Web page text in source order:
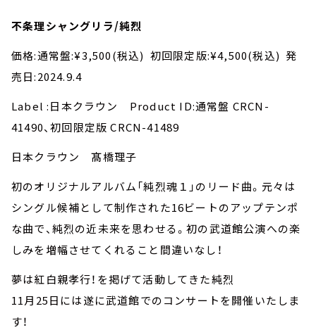
不条理シャングリラ/純烈
価格:通常盤:¥3,500(税込) 初回限定版:¥4,500(税込) 発
売日:2024.9.4
Label :日本クラウン Product ID:通常盤 CRCN-
41490、初回限定版 CRCN-41489
日本クラウン 髙橋理子
初のオリジナルアルバム「純烈魂１」のリード曲。元々は
シングル候補として制作された16ビートのアップテンポ
な曲で、純烈の近未来を思わせる。初の武道館公演への楽
しみを増幅させてくれること間違いなし！
夢は紅白親孝行！を掲げて活動してきた純烈
11月25日には遂に武道館でのコンサートを開催いたしま
す！